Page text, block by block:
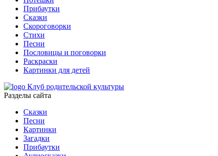
Прибаутки
Сказки
Скороговорки
Стихи
Песни
Пословицы и поговорки
Раскраски
Картинки для детей
Клуб родительской культуры
Разделы сайта
Сказки
Песни
Картинки
Загадки
Прибаутки